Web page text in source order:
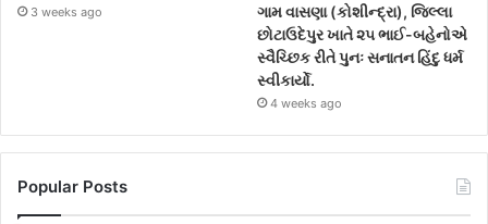
3 weeks ago
ગામ વાસણા (કોશીન્દ્રા), જિલ્લા
છોટાઉદેપુર ખાતે ૨૫ ભાઈ-બહેનોએ
સ્વૈચ્છિક રીતે પુનઃ સનાતન હિંદુ ધર્મ
સ્વીકાર્યો.
4 weeks ago
Popular Posts